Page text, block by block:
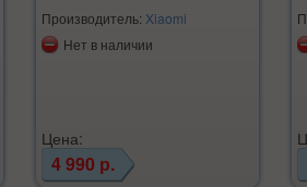
Производитель: Xiaomi
Нет в наличии
Цена:
4 990 р.